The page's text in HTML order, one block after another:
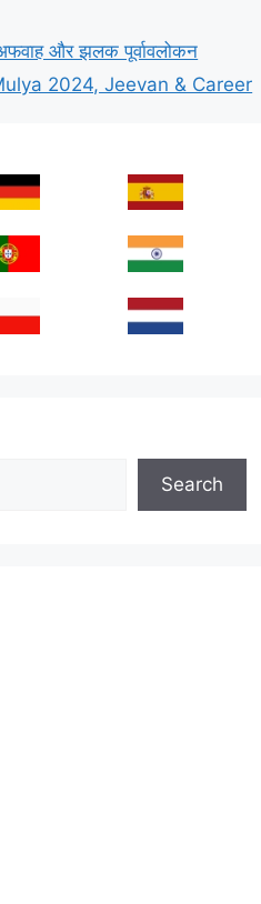
और झलक पूर्वावलोकन
2024, Jeevan & Career
Search